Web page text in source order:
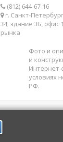
(812) 644-67-16
г. Санкт-
34, здание 3Б,
рынка
Фото и
и
условиях
РФ.